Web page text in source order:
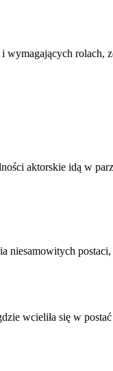
wymagających rolach,
aktorskie idą w
niesamowitych
wcieliła się w